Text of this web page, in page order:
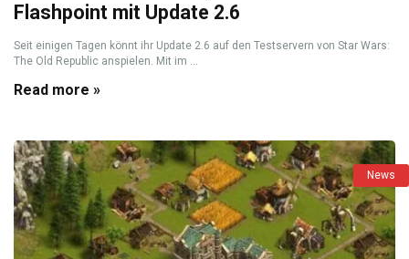
Flashpoint mit Update 2.6
Seit einigen Tagen könnt ihr Update 2.6 auf den Testservern von Star Wars:
The Old Republic anspielen. Mit im ...
Read more »
News